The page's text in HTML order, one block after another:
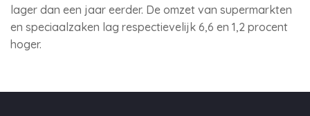
lager dan een jaar eerder. De omzet van supermarkten
en speciaalzaken lag respectievelijk 6,6 en 1,2 procent
hoger.